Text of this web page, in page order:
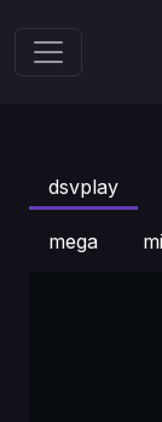
dsvplay
mega